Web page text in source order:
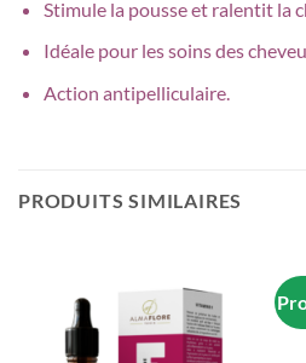
Stimule la pousse et ralentit la
Idéale pour les soins des
Action antipelliculaire.
PRODUITS SIMILAIRES